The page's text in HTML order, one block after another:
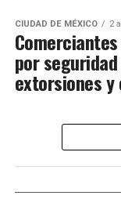
CIUDAD DE MÉXICO 2
por
extorsiones y